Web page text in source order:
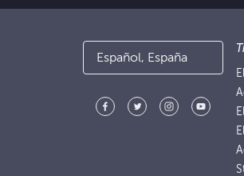
Español, España